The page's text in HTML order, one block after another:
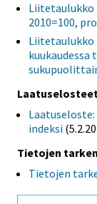
Liitetaulukko
2010=100,
Liitetaulukko
indeksi
Tietojen
Tietojen